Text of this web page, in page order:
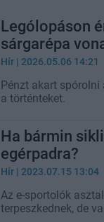
Lególopáson
sárgarépa
Hír | 2026.05.06 14:21
Pénzt akart
a történteket.
Ha bármin
egérpadra?
Hír | 2023.07.15 13:04
Az e-sportolók
terpeszkednek, de